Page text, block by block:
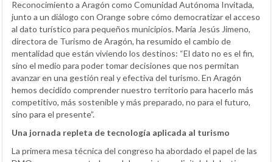
Reconocimiento a Aragón como Comunidad Autónoma Invitada,
junto a un diálogo con Orange sobre cómo democratizar el acceso
al dato turístico para pequeños municipios. María Jesús Jimeno,
directora de Turismo de Aragón, ha resumido el cambio de
mentalidad que están viviendo los destinos: “El dato no es el fin,
sino el medio para poder tomar decisiones que nos permitan
avanzar en una gestión real y efectiva del turismo. En Aragón
hemos decidido comprender nuestro territorio para hacerlo más
competitivo, más sostenible y más preparado, no para el futuro,
sino para el presente”.
Una jornada repleta de tecnología aplicada al turismo
La primera mesa técnica del congreso ha abordado el papel de las